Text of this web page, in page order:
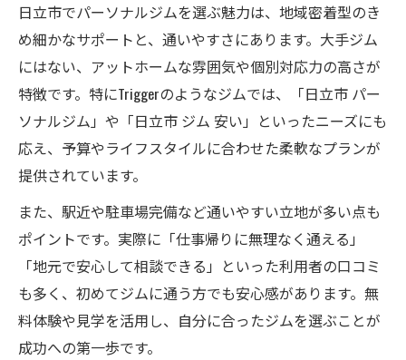
無理せず続く筋トレとダイエットの両立方
法
健康的に体を引き締めるジムの筋トレ法
Trigger提案の無理なく続くダイエットプラ
ン
ト
パーソナルで叶える続く食事管理のコツ
筋トレと相乗効果のあるダイエット食事管
理
パーソナルジムで学ぶ正しい食事の選び方
日立市でパーソナルジムを選ぶ魅力は、地域密着型のき
め細かなサポートと、通いやすさにあります。大手ジム
にはない、アットホームな雰囲気や個別対応力の高さが
特徴です。特にTriggerのようなジムでは、「日立市 パー
ソナルジム」や「日立市 ジム 安い」といったニーズにも
応え、予算やライフスタイルに合わせた柔軟なプランが
提供されています。
また、駅近や駐車場完備など通いやすい立地が多い点も
ポイントです。実際に「仕事帰りに無理なく通える」
「地元で安心して相談できる」といった利用者の口コミ
も多く、初めてジムに通う方でも安心感があります。無
料体験や見学を活用し、自分に合ったジムを選ぶことが
成功への第一歩です。